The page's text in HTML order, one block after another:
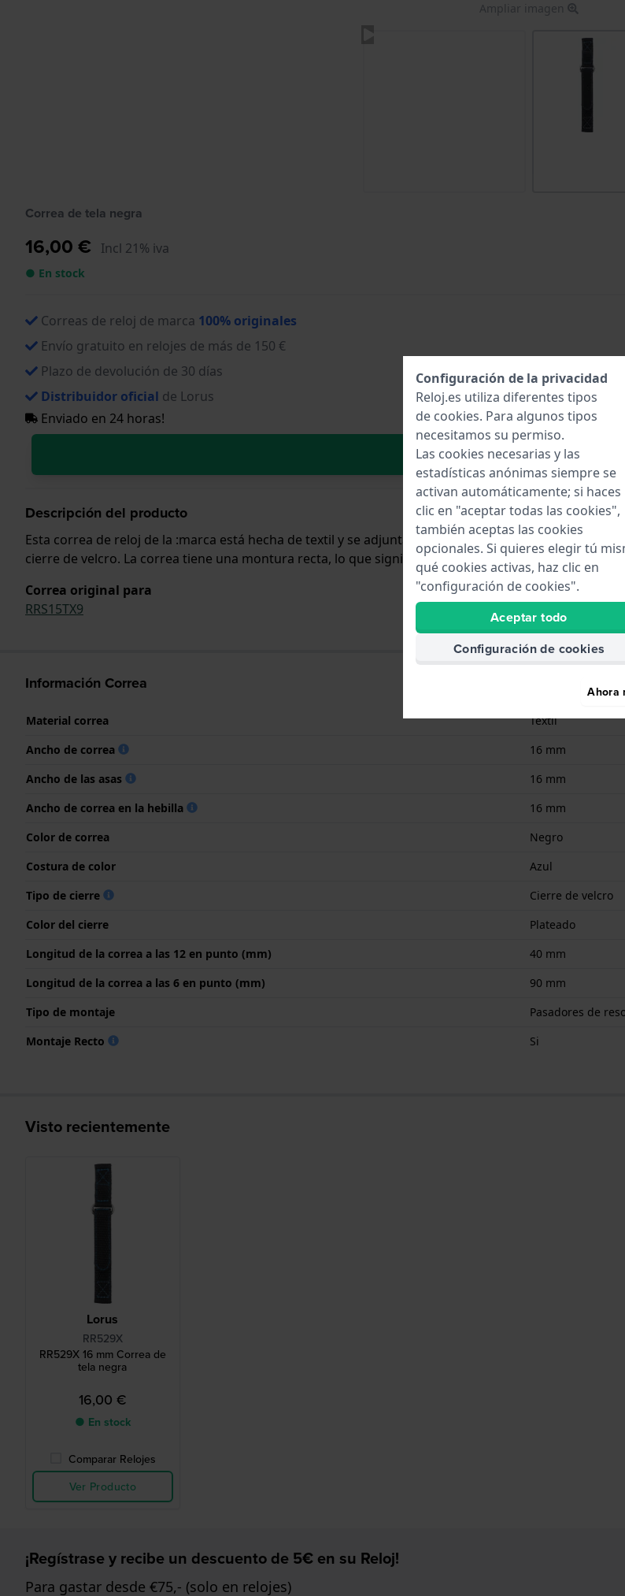
Ampliar imagen
Correa de tela negra
16,00 € Incl 21% iva
● En stock
Correas de reloj de marca 100% originales
Envío gratuito en relojes de más de 150 €
Plazo de devolución de 30 días
Distribuidor oficial de Lorus
Enviado en 24 horas!
Añadir al carrito
Descripción del producto
Esta correa de reloj de la :marca está hecha de textil y se adjunta al reloj mediante pasadores de
cierre de velcro. La correa tiene una montura recta, lo que significa que esta correa es adecuada
Correa original para
RRS15TX9
Información Correa
Material correa
Textil
Ancho de correa
16 mm
Ancho de las asas
16 mm
Ancho de correa en la hebilla
16 mm
Color de correa
Negro
Costura de color
Azul
Tipo de cierre
Cierre de velcro
Color del cierre
Plateado
Longitud de la correa a las 12 en punto (mm)
40 mm
Longitud de la correa a las 6 en punto (mm)
90 mm
Tipo de montaje
Pasadores de
Montaje Recto
Si
Visto recientemente
Lorus
RR529X
RR529X 16 mm Correa de
tela negra
16,00 €
● En stock
Comparar Relojes
Ver Producto
¡Regístrase y recibe un descuento de 5€ en su Reloj!
Para gastar desde €75,- (solo en relojes)
Configuración de la privacidad
Reloj.es utiliza diferentes tipos
de cookies. Para algunos tipos
necesitamos su permiso.
Las cookies necesarias y las
estadísticas anónimas siempre se
activan automáticamente; si haces
clic en "aceptar todas las cookies",
también aceptas las cookies
opcionales. Si quieres elegir tú
qué cookies activas, haz clic en
"configuración de cookies".
Aceptar todo
Configuración de cookies
Ahora